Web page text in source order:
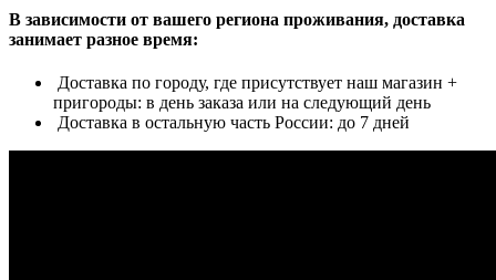
В зависимости от вашего региона проживания, доставка
занимает разное время:
Доставка по городу, где присутствует наш магазин +
пригороды: в день заказа или на следующий день
Доставка в остальную часть России: до 7 дней